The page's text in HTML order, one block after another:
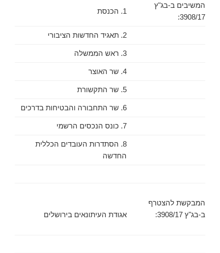
המשיבים ב-בג"ץ
3908/17:
1. הכנסת
2. תאגיד החדשות הציבורי
3. ראש הממשלה
4. שר האוצר
5. שר התקשורת
6. שר התחבורה והבטיחות בדרכים
7. כונס הנכסים הרשמי
8. הסתדרות העובדים הכללית
החדשה
המבקשת להצטרף
ב-בג"ץ 3908/17:
אגודת העיתונאים בירושלים